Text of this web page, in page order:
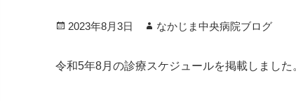
投
日:
2023年8月3日
作
者
なかじま中央病院ブログ
令和5年8月の診療スケジュールを掲載しました